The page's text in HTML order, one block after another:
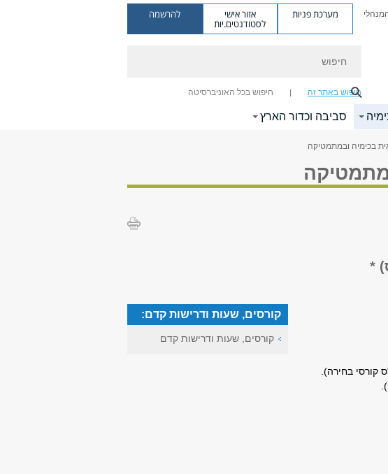
מערכת פניות אזור אישי
לסטודנטים.יות
להרשמה
חיפוש באתר זה חיפוש בכל האוניברסיטה
סביבה וכדור הארץ
בכימיה ובמתמטיקה
קורסים, שעות ודרישות קדם:
קורסים, שעות ודרישות קדם